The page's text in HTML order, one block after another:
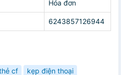
Hóa đơn
6243857126944
cf
kẹp điện thoại